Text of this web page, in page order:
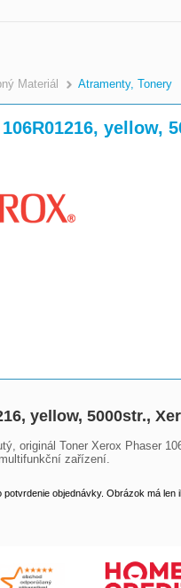
Materiál >
Atramenty, Tonery
yellow,
yellow, 5000str.,
originál Toner Xerox Phaser
zařízení.
objednávky. Obrázok má len